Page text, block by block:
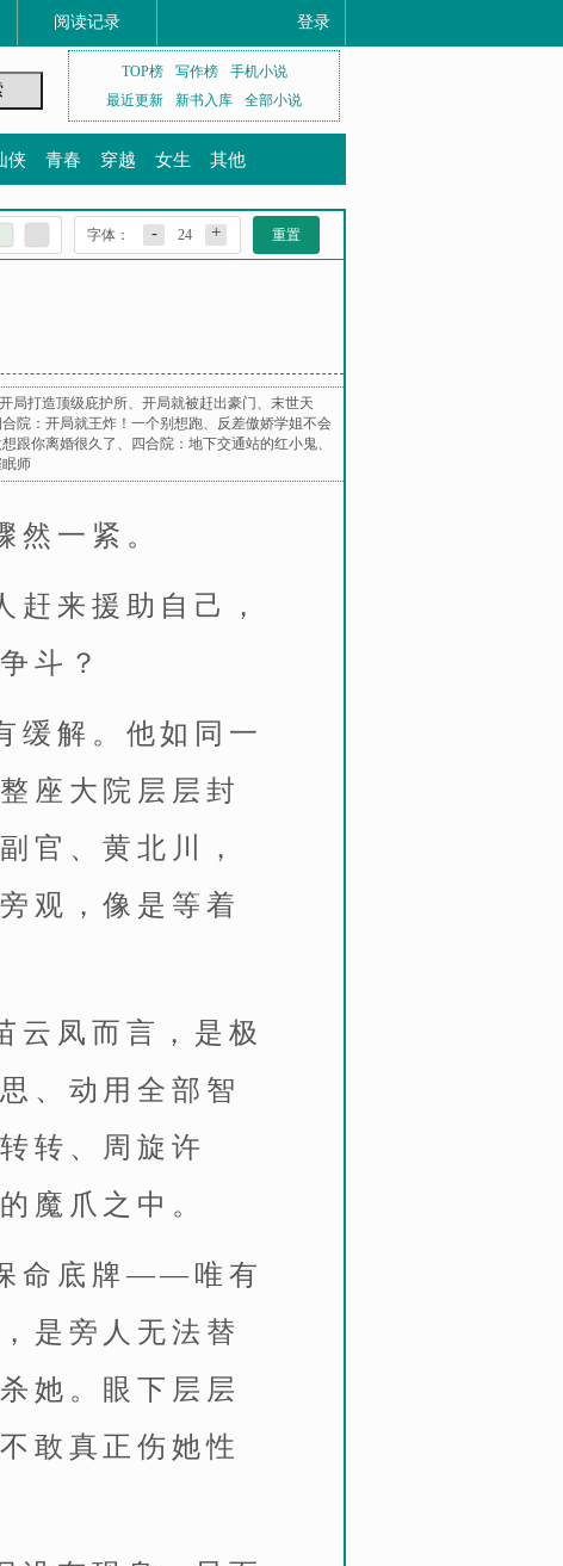
阅读记录 登录
TOP榜 写作榜
手机小说
最近更新
新书入库 全部小说
侠 青春 穿越 女生 其他
字体： - 24 + 重置
局打造顶级庇护所、 开局就被赶出豪门、 末世天
合院：开局就王炸！一个别想跑、 反差傲娇学姐不会
跟你离婚很久了 、 四合院：地下交通站的红小鬼、
师
然一紧。
赶来援助自己，
斗？
缓解。他如同一
座大院层层封
官、黄北川，
观，像是等着
云凤而言，是极
、动用全部智
转、周旋许
魔爪之中。
命底牌——唯有
是旁人无法替
她。眼下层层
敢真正伤她性